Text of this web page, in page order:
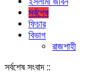
সর্বশেষ
ফিচার
বিভাগ
রাজশাহী
সর্বশেষ সংবাদ ::